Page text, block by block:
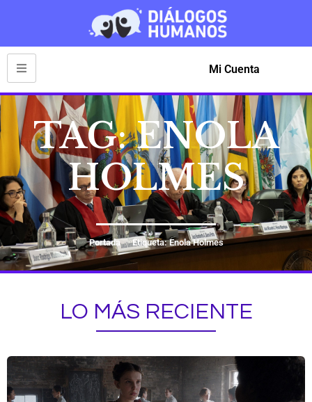
Mi Cuenta
TAG: ENOLA
HOLMES
Portada Etiqueta: Enola Holmes
LO MÁS RECIENTE